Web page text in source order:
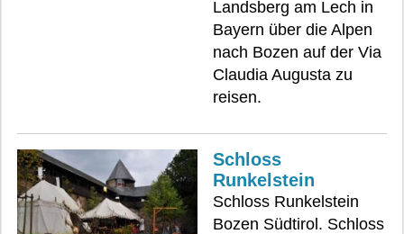
Landsberg am Lech in
Bayern über die Alpen
nach Bozen auf der Via
Claudia Augusta zu
reisen.
Schloss
Runkelstein
Schloss Runkelstein
Bozen Südtirol. Schloss